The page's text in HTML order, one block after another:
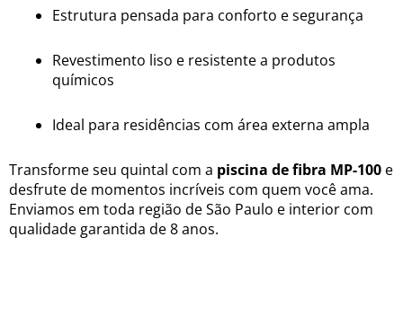
Estrutura pensada para conforto e segurança
Revestimento liso e resistente a produtos
químicos
Ideal para residências com área externa ampla
Transforme seu quintal com a piscina de fibra MP-100 e
desfrute de momentos incríveis com quem você ama.
Enviamos em toda região de São Paulo e interior com
qualidade garantida de 8 anos.